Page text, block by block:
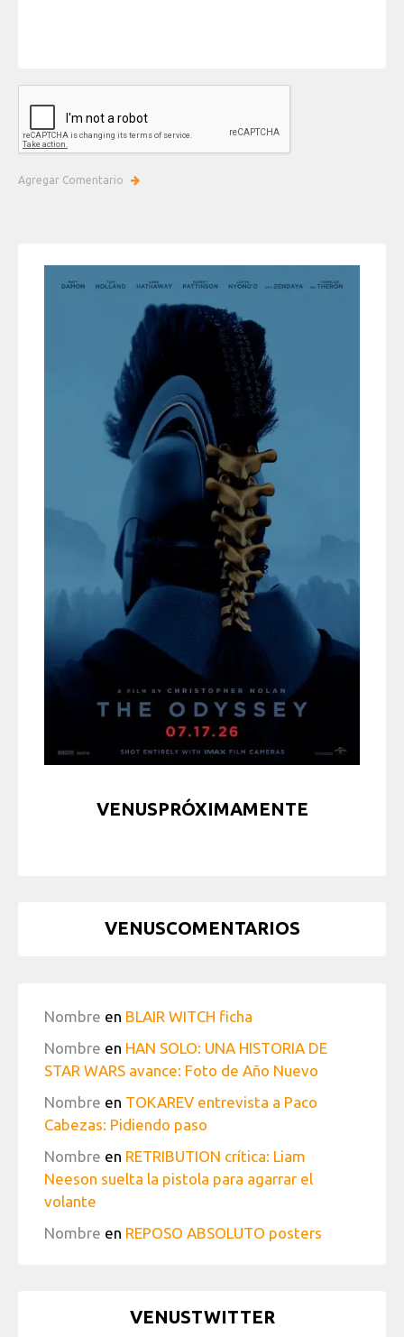
VENUSPRÓXIMAMENTE
VENUSCOMENTARIOS
Nombre en BLAIR WITCH ficha
Nombre en HAN SOLO: UNA HISTORIA DE
STAR WARS avance: Foto de Año Nuevo
Nombre en TOKAREV entrevista a Paco
Cabezas: Pidiendo paso
Nombre en RETRIBUTION crítica: Liam
Neeson suelta la pistola para agarrar el
volante
Nombre en REPOSO ABSOLUTO posters
VENUSTWITTER